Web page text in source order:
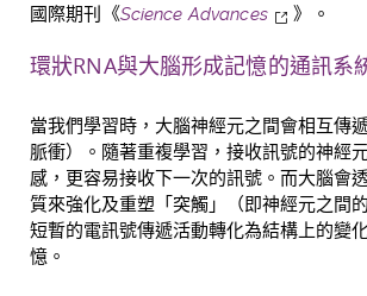
國際期刊
《Science Advances 》。
環狀RNA與大腦形成記憶的通訊系
當我們學習時，大腦神經元之間會相互傳
脈衝）。隨著重複學習，接收訊號的神經
感，更容易接收下一次的訊號。而大腦會
質來強化及重塑「突觸」（即神經元之間
短暫的電訊號傳遞活動轉化為結構上的變
憶。